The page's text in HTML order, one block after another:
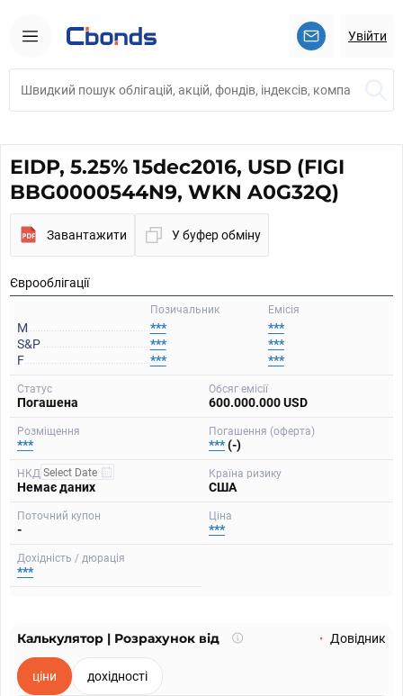
Увійти
EIDP, 5.25% 15dec2016, USD (FIGI
BBG0000544N9, WKN A0G32Q)
Завантажити У буфер обміну
Єврооблігації
Емісія
Позичальник
M ***
***
S&P
***
***
F
***
***
Статус
Погашена
Обсяг емісії
600.000.000 USD
Розміщення
***
Погашення (оферта)
***(-)
НКД
Немає даних
Країна ризику
США
Поточний купон
-
Ціна
***
Дохідність / дюрація
***
Калькулятор | Розрахунок від
Що
Довідник
ціни дохідності